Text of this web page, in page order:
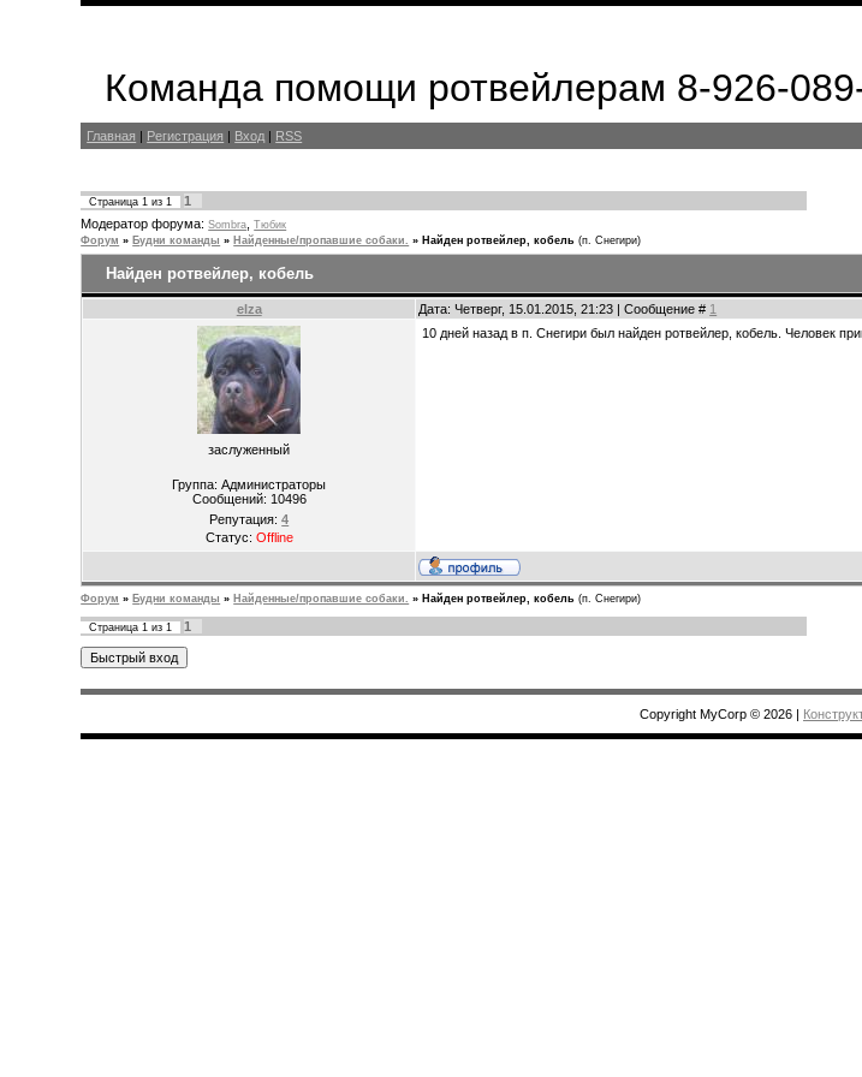
Команда помощи ротвейлерам 8-926-
Главная | Регистрация | Вход | RSS
Страница1 из1
1
Модератор форума:Sombra ,Тюбик
Форум » Будни команды » Найденные/пропавшие собаки. » Найден ротвейлер, кобель (п. Снегири)
Найден ротвейлер, кобель
elza Дата: Четверг, 15.01.2015, 21:23 | Сообщение # 1
заслуженный
Группа: Администраторы
Сообщений: 10496
Репутация:4
Статус: Offline
10 дней назад в п. Снегири был найден ротвейлер, кобель. Человек
Форум » Будни команды » Найденные/пропавшие собаки. » Найден ротвейлер, кобель (п. Снегири)
Страница1 из1
1
Copyright MyCorp © 2026 |